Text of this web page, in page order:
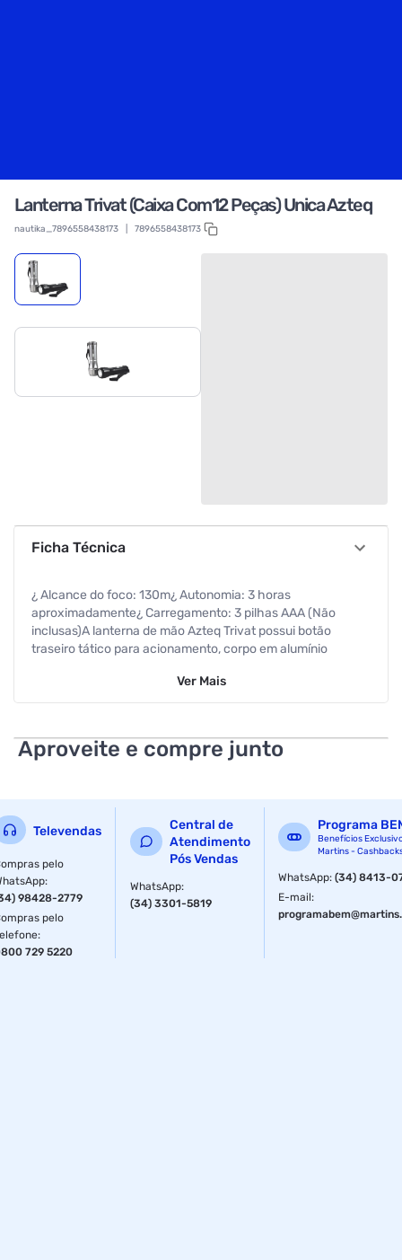
Lanterna Trivat (Caixa Com12 Peças) Unica Azteq
nautika_7896558438173 7896558438173
Ficha Técnica
¿ Alcance do foco: 130m¿ Autonomia: 3 horas
aproximadamente¿ Carregamento: 3 pilhas AAA (Não
inclusas)A lanterna de mão Azteq Trivat possui botão
traseiro tático para acionamento, corpo em alumínio
aproximadamente 3 horasPossui função pisca e utiliza 3
grupos de escoteiros, bushcrafters etc.A lanterna Azteq
Trivat é indicada para acampamentos, camping, pesca e
Material: Alumínio anodizado, lente de policarbonato¿
Medida: 11 x 3,3 cm¿ Peso Aprox.: 62g¿ Potência: 180
lumens¿ Marca: Azteq
Ver Mais
Aproveite e compre junto
Televendas
pelo
:
98428-2779
pelo
:
729 5220
Central de
Atendimento
Pós Vendas
WhatsApp:
(34) 3301-5819
Programa
Benefícios
Martins -
WhatsApp:(34) 8413-
E-mail: